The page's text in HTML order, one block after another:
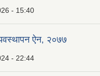
- 15:40
ऐन, २०७७
- 22:44